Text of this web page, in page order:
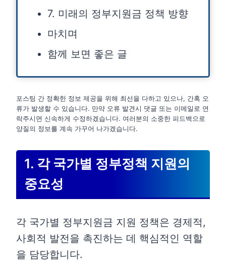
7. 미래의 정부지원금 정책 방향
마치며
함께 보면 좋은 글
포스팅 간 정확한 정보 제공을 위해 최선을 다하고 있으나, 간혹 오
류가 발생할 수 있습니다. 만약 오류 발견시 댓글 또는 이메일로 연
락주시면 신속하게 수정하겠습니다. 여러분의 소중한 피드백으로
양질의 정보를 계속 가꾸어 나가겠습니다.
1. 각 국가별 정부정책 지원의
중요성
각 국가별 정부지원금 지원 정책은 경제적,
사회적 발전을 촉진하는 데 핵심적인 역할
을 담당합니다.